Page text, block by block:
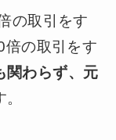
の取引をす
倍の取引をす
関わらず、元